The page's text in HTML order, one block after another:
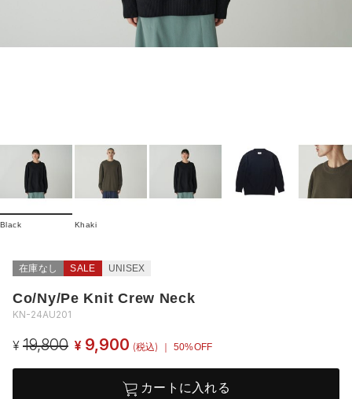
Black Khaki
在庫なし SALE UNISEX
Co/Ny/Pe Knit Crew Neck
KN-24AU201
¥ 19,800 ¥ 9,900 (税込) ｜ 50%OFF
カートに入れる